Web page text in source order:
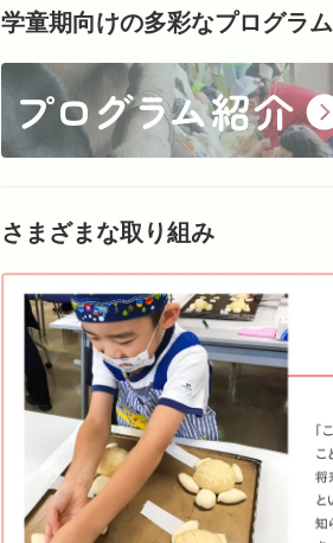
学童期向けの多彩なプログラム
さまざまな取り組み